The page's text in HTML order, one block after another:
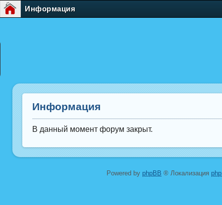
Информация
Информация
В данный момент форум закрыт.
Powered by phpBB ® Локализация